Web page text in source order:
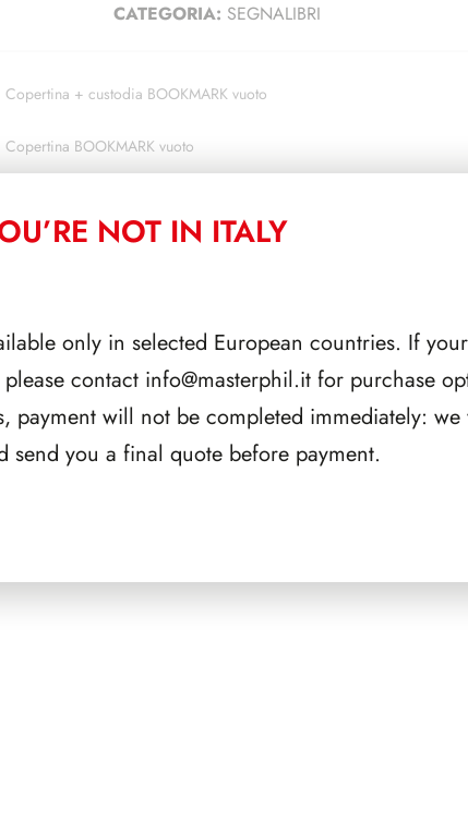
CATEGORIA: SEGNALIBRI
Copertina + custodia BOOKMARK vuoto
Copertina BOOKMARK vuoto
AGGIUNGI AL
NOT IN ITALY
only in selected European countries. If
contact info@masterphil.itfor purchase
payment will not be completed immediately:
send you a final quote before payment.